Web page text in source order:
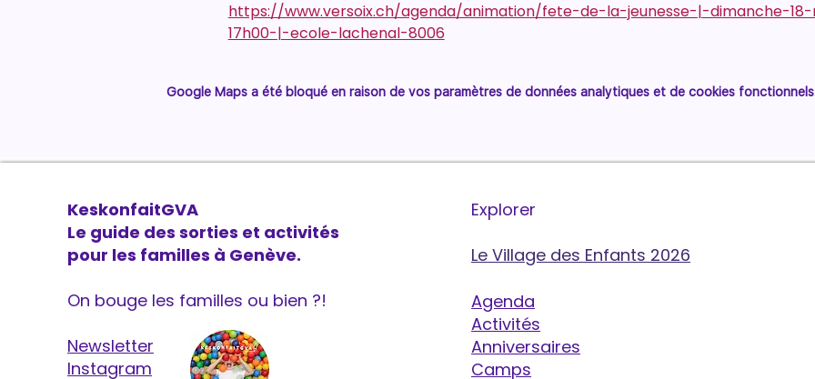
https://www.versoix.ch/agenda/animation/fete-de-la-jeunesse-|-dimanche-
17h00-|-ecole-lachenal-8006
Google Maps a été bloqué en raison de vos paramètres de données analytiques et de cookies
KeskonfaitGVA
Le guide des sorties et activités
pour les familles à Genève.
On bouge les familles ou bien ?!
Newsletter
Instagram
Explorer
Le Village des Enfants 2026
Agenda
Activités
Anniversaires
Camps